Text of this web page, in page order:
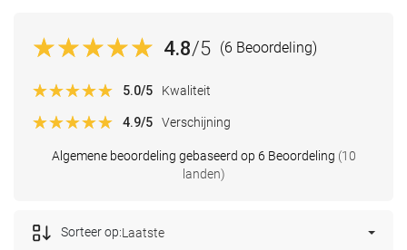
4.8/5 (6 Beoordeling)
Algemene beoordeling gebaseerd op 6 Beoordeling (10
landen)
5.0/5 Kwaliteit
4.9/5 Verschijning
Sorteer op:Laatste